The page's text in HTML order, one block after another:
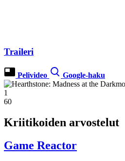
Traileri
Pelivideo Google-haku
1
60
Kriitikoiden arvostelut
Game Reactor